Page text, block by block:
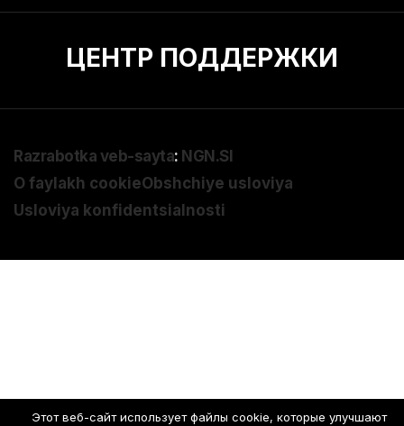
ЦЕНТР ПОДДЕРЖКИ
Razrabotka veb-sayta: NGN.SI
O faylakh cookieObshchiye usloviya
Usloviya konfidentsialnosti
Этот веб-сайт использует файлы cookie, которые улучшают